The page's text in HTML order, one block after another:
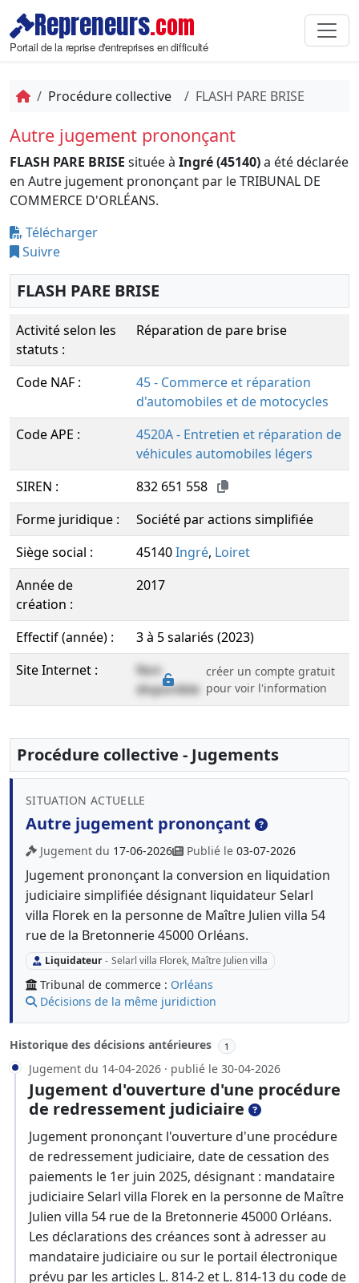
Repreneurs.com
Portail de la reprise d'entreprises en difficulté
Procédure collective FLASH PARE BRISE
Autre jugement prononçant
FLASH PARE BRISE située à Ingré (45140)a été déclarée
en Autre jugement prononçant par le TRIBUNAL DE
COMMERCE D'ORLÉANS.
Télécharger
Suivre
FLASH PARE BRISE
Activité selon les
statuts :
Réparation de pare brise
Code NAF :
45 - Commerce et réparation
d'automobiles et de motocycles
Code APE :
4520A - Entretien et réparation de
véhicules automobiles légers
SIREN :
832 651 558
Forme juridique :
Société par actions simplifiée
Siège social :
45140Ingré, Loiret
Année de
création :
2017
Effectif (année) :
3 à 5 salariés (2023)
Site Internet :
Non
disponible
créer un compte gratuit
pour voir l'information
Procédure collective - Jugements
SITUATION ACTUELLE
Autre jugement prononçant
Jugement du 17-06-2026 Publié le 03-07-2026
Jugement prononçant la conversion en liquidation
judiciaire simplifiée désignant liquidateur Selarl
villa Florek en la personne de Maître Julien villa 54
rue de la Bretonnerie 45000 Orléans.
Liquidateur - Selarl villa Florek, Maître Julien villa
Tribunal de commerce : Orléans
Décisions de la même juridiction
Historique des décisions antérieures 1
Jugement du 14-04-2026 · publié le 30-04-2026
Jugement d'ouverture d'une procédure
de redressement judiciaire
Jugement prononçant l'ouverture d'une procédure
de redressement judiciaire, date de cessation des
paiements le 1er juin 2025, désignant : mandataire
judiciaire Selarl villa Florek en la personne de Maître
Julien villa 54 rue de la Bretonnerie 45000 Orléans.
Les déclarations des créances sont à adresser au
mandataire judiciaire ou sur le portail électronique
prévu par les articles L. 814-2 et L. 814-13 du code de